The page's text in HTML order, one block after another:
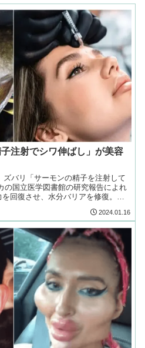
注射でシワ伸ばし」が美容
バリ「サーモンの精子を注射して
の国立医学図書館の研究報告によれ
回復させ、水分バリアを修復。炎
2024.01.16